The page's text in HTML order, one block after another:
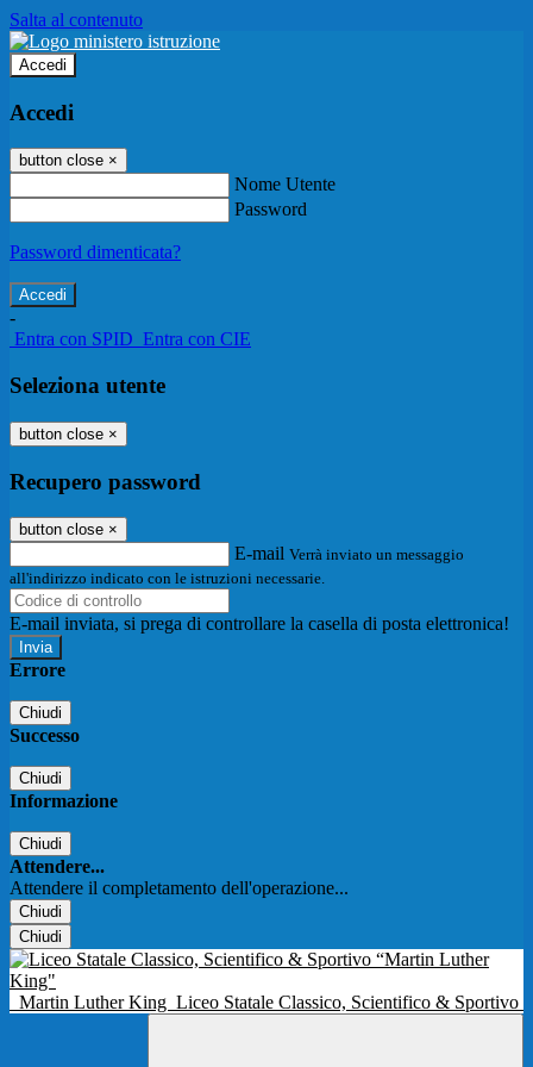
Salta al contenuto
Accedi
Accedi
button close ×
Nome Utente
Password
Password dimenticata?
-
Entra con SPID Entra con CIE
Seleziona utente
button close ×
Recupero password
button close ×
E-mail Verrà inviato un messaggio
all'indirizzo indicato con le istruzioni necessarie.
E-mail inviata, si prega di controllare la casella di posta elettronica!
Errore
Chiudi
Successo
Chiudi
Informazione
Chiudi
Attendere...
Attendere il completamento dell'operazione...
Chiudi
Chiudi
Martin Luther King Liceo Statale Classico, Scientifico & Sportivo